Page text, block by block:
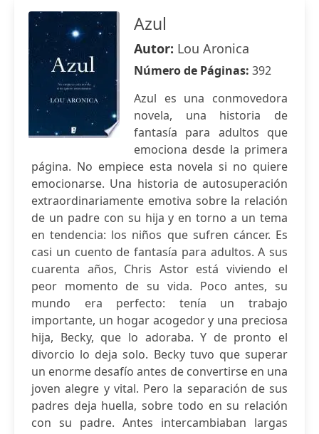
Azul
Autor: Lou Aronica
Número de Páginas: 392
Azul es una conmovedora
novela, una historia de
fantasía para adultos que
emociona desde la primera
página. No empiece esta novela si no quiere
emocionarse. Una historia de autosuperación
extraordinariamente emotiva sobre la relación
de un padre con su hija y en torno a un tema
en tendencia: los niños que sufren cáncer. Es
casi un cuento de fantasía para adultos. A sus
cuarenta años, Chris Astor está viviendo el
peor momento de su vida. Poco antes, su
mundo era perfecto: tenía un trabajo
importante, un hogar acogedor y una preciosa
hija, Becky, que lo adoraba. Y de pronto el
divorcio lo deja solo. Becky tuvo que superar
un enorme desafío antes de convertirse en una
joven alegre y vital. Pero la separación de sus
padres deja huella, sobre todo en su relación
con su padre. Antes intercambiaban largas